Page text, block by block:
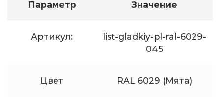
Параметр Значение
Артикул:
list-gladkiy-pl-ral-6029-
045
Цвет RAL 6029 (Мята)